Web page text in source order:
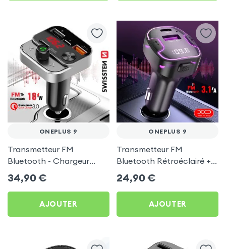
ONEPLUS 9
Transmetteur FM
Bluetooth - Chargeur
Voiture USB C + USB -
Swissten
34,90 €
AJOUTER
ONEPLUS 9
Transmetteur FM
Bluetooth Rétroéclairé +
Chargeur Voiture USB C
et USB - XO
24,90 €
AJOUTER